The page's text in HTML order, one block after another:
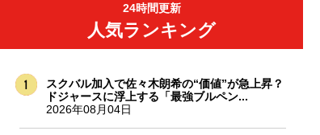
24時間更新
人気ランキング
スクバル加入で佐々木朗希の“価値”が急上昇？
ドジャースに浮上する「最強ブルペン...
2026年08月04日